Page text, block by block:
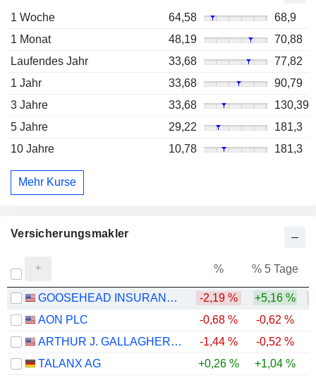
1 Woche 64,58
68,9
1 Monat
48,19
70,88
Laufendes Jahr
33,68
77,82
1 Jahr
33,68
90,79
3 Jahre
33,68
130,39
5 Jahre
29,22
181,3
10 Jahre
10,78 181,3
Mehr Kurse
Versicherungsmakler
% % 5 Tage
GOOSEHEAD INSURANCE, INC. -2,19 % +5,16 %
AON PLC
-0,68 % -0,62 %
ARTHUR J. GALLAGHER & CO.
-1,44 % -0,52 %
TALANX AG
+0,26 % +1,04 %